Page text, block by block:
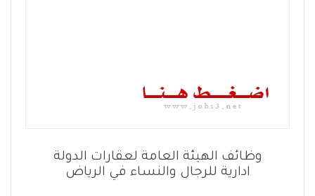
وظائف الهيئة العامة لعقارات الدولة
ادارية للرجال والنساء في الرياض